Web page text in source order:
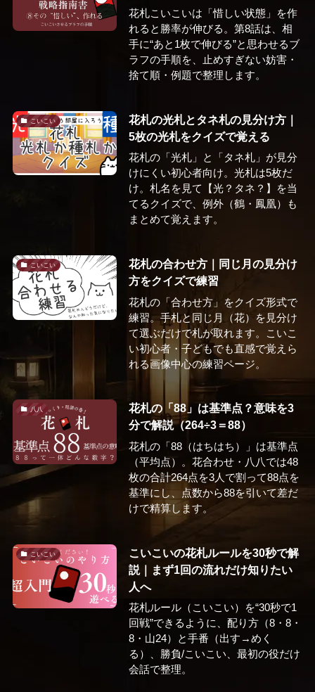
花札こいこいは「惜しい状態」を作
れると勝率が伸びる。第8話は、相
手に“あと1枚で伸びる”と思わせるブ
ラフの手順を、止めすぎない妨害・
捨て順・例題で整理します。
こいこい
花札の光札とタネ札の見分け方｜
5枚の光札をクイズで覚える
花札の「光札」と「タネ札」が見分
けにくい初心者向け。光札は5枚だ
け。札名を見て【光？タネ？】を当
てるクイズで、例外（鶴・鳳凰）も
まとめて覚えます。
こいこい
花札の合わせ方｜同じ月の見分け
方をクイズで練習
花札の「合わせ方」をクイズ形式で
練習。手札と同じ月（花）を見分け
て選ぶだけで札が取れます。こいこ
い初心者・子どもでも直感で覚えら
れる画像中心の練習ページ。
八八
花札の「88」は基準点？意味を3
分で解説（264÷3＝88）
花札の「88（はちはち）」は基準点
（平均点）。花合わせ・八八では48
枚の合計264点を3人で割って88点を
基準にし、点数から88を引いて差だ
けで精算します。
こいこい
こいこいの花札ルールを30秒で解
説｜まず1回の流れだけ知りたい
人へ
花札ルール（こいこい）を“30秒で1
回戦”できるように、配り方（8・8・
8・山24）と手番（出す→めく
る）、勝負/こいこい、最初の役だけ
会話で整理。